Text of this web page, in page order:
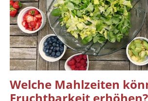
Welche Mahlzeiten